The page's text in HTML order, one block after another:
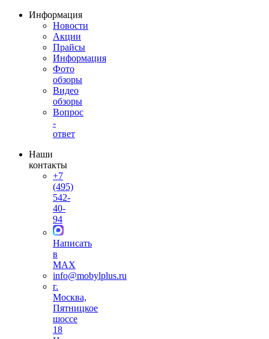
Информация
Новости
Акции
Прайсы
Информация
Фото
обзоры
Видео
обзоры
Вопрос
-
ответ
Наши
контакты
+7
(495)
542-
40-
94
Написать
в
MAX
info@mobylplus.ru
г.
Москва,
Пятницкое
шоссе
18